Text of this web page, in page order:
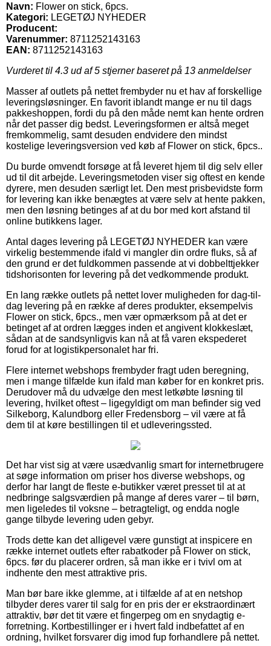
Navn: Flower on stick, 6pcs.
Kategori: LEGETØJ NYHEDER
Producent:
Varenummer: 8711252143163
EAN: 8711252143163
Vurderet til 4.3 ud af 5 stjerner baseret på 13 anmeldelser
Masser af outlets på nettet frembyder nu et hav af forskellige
leveringsløsninger. En favorit iblandt mange er nu til dags
pakkeshoppen, fordi du på den måde nemt kan hente ordren
når det passer dig bedst. Leveringsformen er altså meget
fremkommelig, samt desuden endvidere den mindst
kostelige leveringsversion ved køb af Flower on stick, 6pcs..
Du burde omvendt forsøge at få leveret hjem til dig selv eller
ud til dit arbejde. Leveringsmetoden viser sig oftest en kende
dyrere, men desuden særligt let. Den mest prisbevidste form
for levering kan ikke benægtes at være selv at hente pakken,
men den løsning betinges af at du bor med kort afstand til
online butikkens lager.
Antal dages levering på LEGETØJ NYHEDER kan være
virkelig bestemmende ifald vi mangler din ordre fluks, så af
den grund er det fuldkommen passende at vi dobbelttjekker
tidshorisonten for levering på det vedkommende produkt.
En lang række outlets på nettet lover muligheden for dag-til-
dag levering på en række af deres produkter, eksempelvis
Flower on stick, 6pcs., men vær opmærksom på at det er
betinget af at ordren lægges inden et angivent klokkeslæt,
sådan at de sandsynligvis kan nå at få varen ekspederet
forud for at logistikpersonalet har fri.
Flere internet webshops frembyder fragt uden beregning,
men i mange tilfælde kun ifald man køber for en konkret pris.
Derudover må du udvælge den mest letkøbte løsning til
levering, hvilket oftest – ligegyldigt om man befinder sig ved
Silkeborg, Kalundborg eller Fredensborg – vil være at få
dem til at køre bestillingen til et udleveringssted.
Det har vist sig at være usædvanlig smart for internetbrugere
at søge information om priser hos diverse webshops, og
derfor har langt de fleste e-butikker været presset til at at
nedbringe salgsværdien på mange af deres varer – til børn,
men ligeledes til voksne – betragteligt, og endda nogle
gange tilbyde levering uden gebyr.
Trods dette kan det alligevel være gunstigt at inspicere en
række internet outlets efter rabatkoder på Flower on stick,
6pcs. før du placerer ordren, så man ikke er i tvivl om at
indhente den mest attraktive pris.
Man bør bare ikke glemme, at i tilfælde af at en netshop
tilbyder deres varer til salg for en pris der er ekstraordinært
attraktiv, bør det tit være et fingerpeg om en snydagtig e-
forretning. Kortbestillinger er i hvert fald indbefattet af en
ordning, hvilket forsvarer dig imod fup forhandlere på nettet.